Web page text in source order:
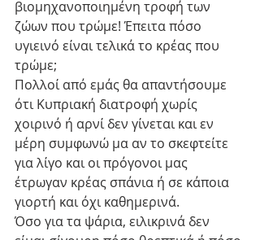
βιομηχανοποιημένη τροφή των
ζώων που τρώμε! Έπειτα πόσο
υγιεινό είναι τελικά το κρέας που
τρώμε;
Πολλοί από εμάς θα απαντήσουμε
ότι Κυπριακή διατροφή χωρίς
χοιρινό ή αρνί δεν γίνεται και εν
μέρη συμφωνώ μα αν το σκεφτείτε
για λίγο και οι πρόγονοι μας
έτρωγαν κρέας σπάνια ή σε κάποια
γιορτή και όχι καθημερινά.
Όσο για τα ψάρια, ειλικρινά δεν